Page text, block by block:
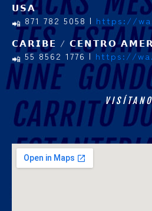
𝗨𝗦𝗔
871 782 5058 | https://
𝗖𝗔𝗥𝗜𝗕𝗘 / 𝗖𝗘𝗡𝗧𝗥𝗢
55 8562 1776 | https://